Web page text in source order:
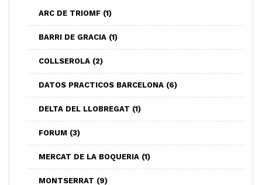
ARC DE TRIOMF (1)
BARRI DE GRACIA (1)
COLLSEROLA (2)
DATOS PRACTICOS BARCELONA (6)
DELTA DEL LLOBREGAT (1)
FORUM (3)
MERCAT DE LA BOQUERIA (1)
MONTSERRAT (9)